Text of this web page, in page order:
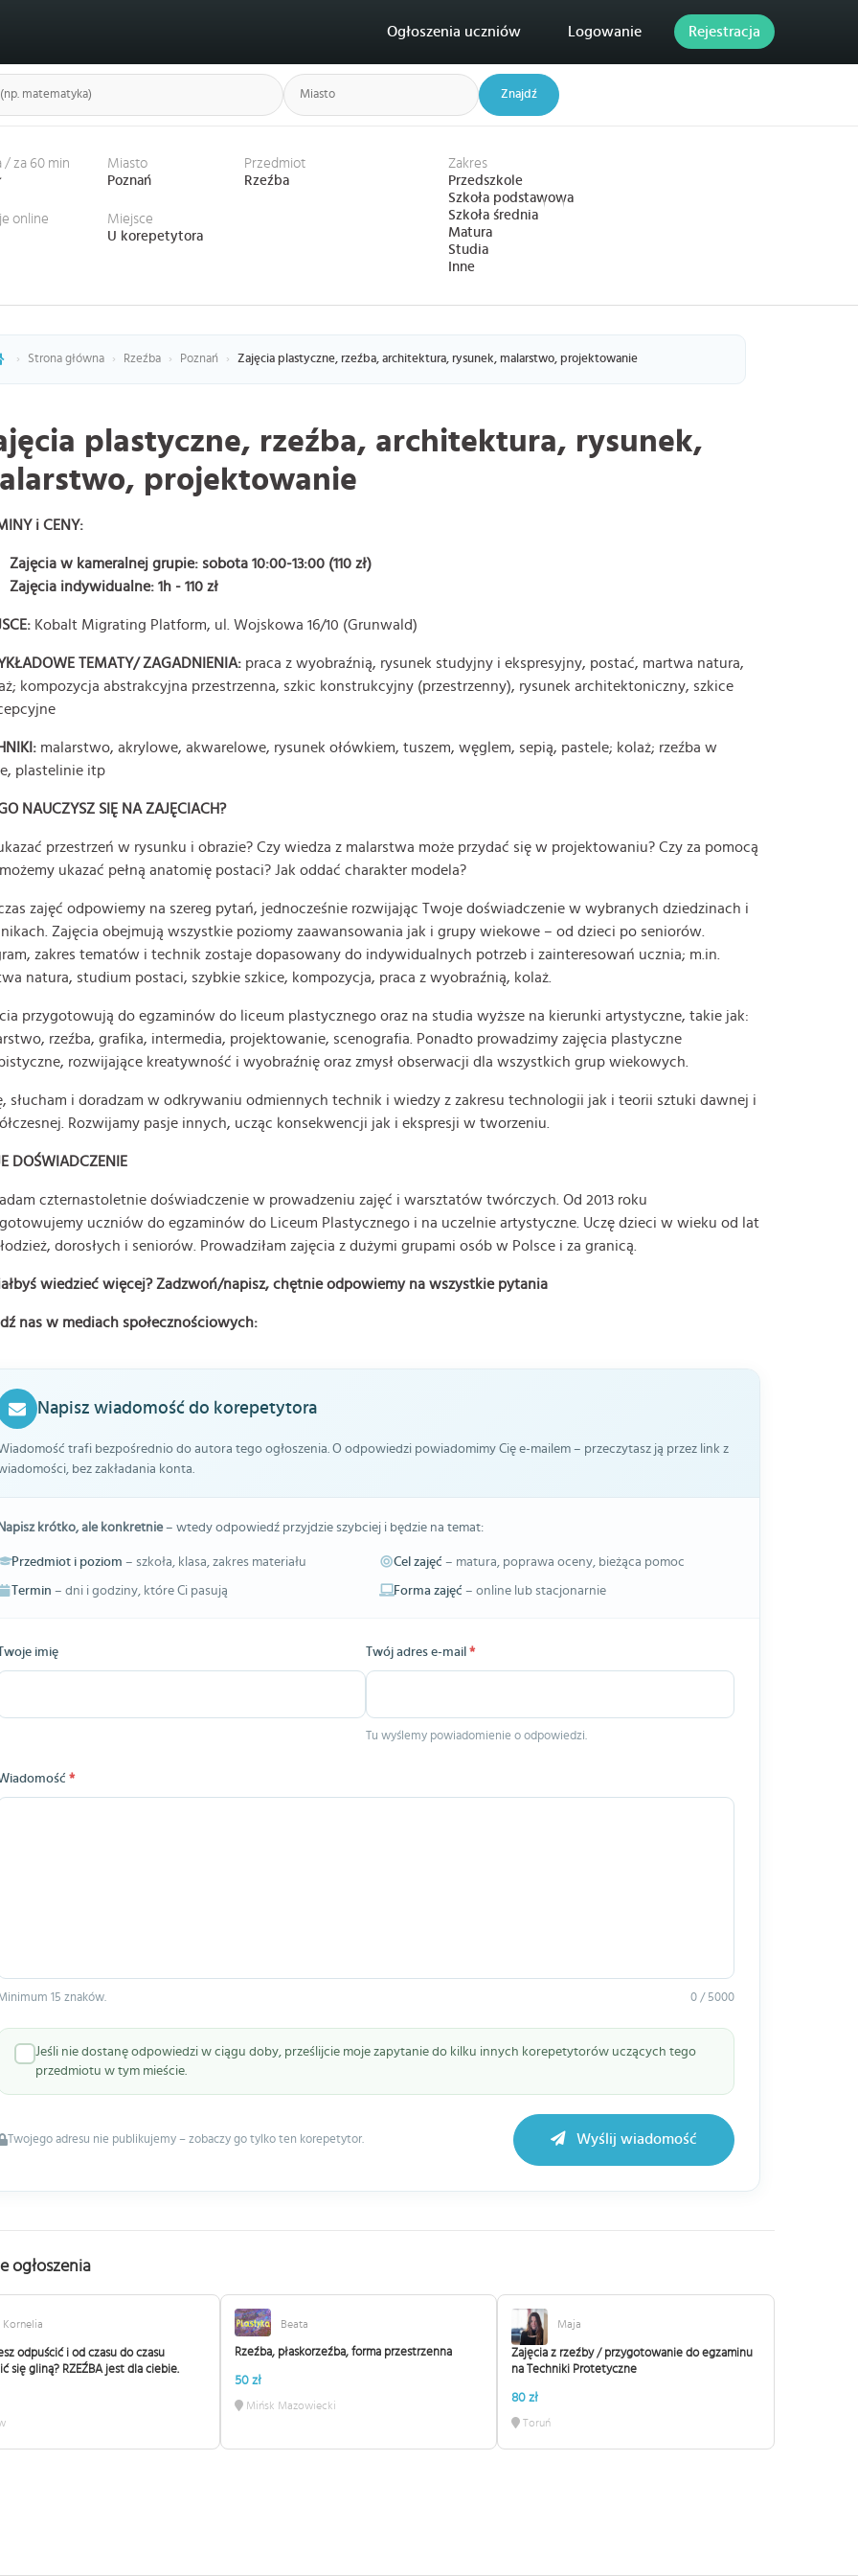
Ogłoszenia uczniów Logowanie Rejestracja
Znajdź
/ za 60 min
online
Miasto
Poznań
Miejsce
U korepetytora
Przedmiot
Rzeźba
Zakres
Przedszkole
Szkoła podstawowa
Szkoła średnia
Matura
Studia
Inne
› Strona główna › Rzeźba › Poznań › Zajęcia plastyczne, rzeźba, architektura, rysunek, malarstwo, projektowanie
plastyczne, rzeźba, architektura, rysunek,
projektowanie
i CENY:
Zajęcia w kameralnej grupie: sobota 10:00-13:00 (110 zł)
Zajęcia indywidualne: 1h - 110 zł
Kobalt Migrating Platform, ul. Wojskowa 16/10 (Grunwald)
TEMATY/ ZAGADNIENIA: praca z wyobraźnią, rysunek studyjny i ekspresyjny, postać, martwa natura,
kompozycja abstrakcyjna przestrzenna, szkic konstrukcyjny (przestrzenny), rysunek architektoniczny, szkice
malarstwo, akrylowe, akwarelowe, rysunek ołówkiem, tuszem, węglem, sepią, pastele; kolaż; rzeźba w
plastelinie itp
NAUCZYSZ SIĘ NA ZAJĘCIACH?
przestrzeń w rysunku i obrazie? Czy wiedza z malarstwa może przydać się w projektowaniu? Czy za pomocą
ukazać pełną anatomię postaci? Jak oddać charakter modela?
zajęć odpowiemy na szereg pytań, jednocześnie rozwijając Twoje doświadczenie w wybranych dziedzinach i
Zajęcia obejmują wszystkie poziomy zaawansowania jak i grupy wiekowe – od dzieci po seniorów.
zakres tematów i technik zostaje dopasowany do indywidualnych potrzeb i zainteresowań ucznia; m.in.
natura, studium postaci, szybkie szkice, kompozycja, praca z wyobraźnią, kolaż.
przygotowują do egzaminów do liceum plastycznego oraz na studia wyższe na kierunki artystyczne, takie jak:
rzeźba, grafika, intermedia, projektowanie, scenografia. Ponadto prowadzimy zajęcia plastyczne
rozwijające kreatywność i wyobraźnię oraz zmysł obserwacji dla wszystkich grup wiekowych.
słucham i doradzam w odkrywaniu odmiennych technik i wiedzy z zakresu technologii jak i teorii sztuki dawnej i
Rozwijamy pasje innych, ucząc konsekwencji jak i ekspresji w tworzeniu.
DOŚWIADCZENIE
czternastoletnie doświadczenie w prowadzeniu zajęć i warsztatów twórczych. Od 2013 roku
uczniów do egzaminów do Liceum Plastycznego i na uczelnie artystyczne. Uczę dzieci w wieku od lat
dorosłych i seniorów. Prowadziłam zajęcia z dużymi grupami osób w Polsce i za granicą.
wiedzieć więcej? Zadzwoń/napisz, chętnie odpowiemy na wszystkie pytania
nas w mediach społecznościowych:
Napisz wiadomość do korepetytora
trafi bezpośrednio do autora tego ogłoszenia. O odpowiedzi powiadomimy Cię e-mailem – przeczytasz ją przez link z
bez zakładania konta.
krótko, ale konkretnie– wtedy odpowiedź przyjdzie szybciej i będzie na temat:
Przedmiot i poziom – szkoła, klasa, zakres materiału Cel zajęć – matura, poprawa oceny, bieżąca pomoc
Termin – dni i godziny, które Ci pasują Forma zajęć – online lub stacjonarnie
imię Twój adres e-mail *
Tu wyślemy powiadomienie o odpowiedzi.
*
15 znaków. 0 / 5000
Jeśli nie dostanę odpowiedzi w ciągu doby, prześlijcie moje zapytanie do kilku innych korepetytorów uczących tego
przedmiotu w tym mieście.
Twojego adresu nie publikujemy – zobaczy go tylko ten korepetytor. Wyślij wiadomość
ogłoszenia
Kornelia
odpuścić i od czasu do czasu
się gliną? RZEŹBA jest dla ciebie.
Beata
Rzeźba, płaskorzeźba, forma przestrzenna
50 zł
Mińsk Mazowiecki
Maja
Zajęcia z rzeźby / przygotowanie do egzaminu
na Techniki Protetyczne
80 zł
Toruń